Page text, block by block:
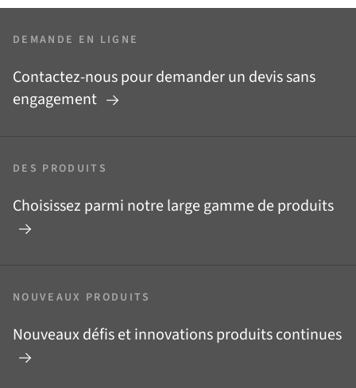
DEMANDE EN LIGNE
Contactez-nous pour demander un devis sans
engagement
DES PRODUITS
Choisissez parmi notre large gamme de produits
NOUVEAUX PRODUITS
Nouveaux défis et innovations produits continues